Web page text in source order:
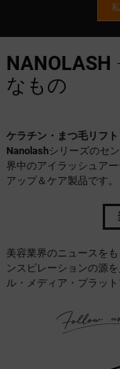
NANOLASH
なもの
ケラチン・まつ毛リフ
Nanolashシリーズのセ
界中のアイラッシュア
アップ＆ケア製品です。
美容業界のニュースを
ンスピレーションの源
ル・メディア・プラッ